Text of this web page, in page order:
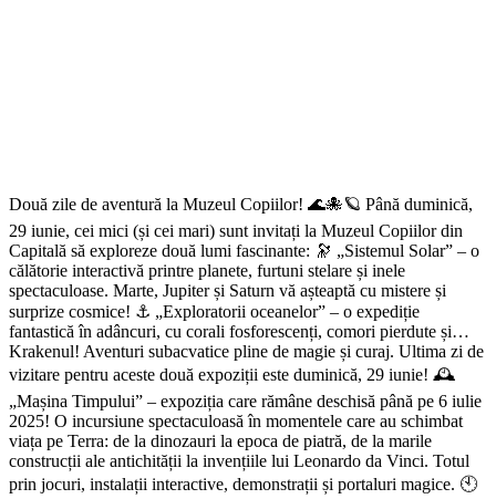
Două zile de aventură la Muzeul Copiilor! 🌊🐙🪐 Până duminică,
29 iunie, cei mici (și cei mari) sunt invitați la Muzeul Copiilor din
Capitală să exploreze două lumi fascinante: 🔭 „Sistemul Solar” – o
călătorie interactivă printre planete, furtuni stelare și inele
spectaculoase. Marte, Jupiter și Saturn vă așteaptă cu mistere și
surprize cosmice! ⚓ „Exploratorii oceanelor” – o expediție
fantastică în adâncuri, cu corali fosforescenți, comori pierdute și…
Krakenul! Aventuri subacvatice pline de magie și curaj. Ultima zi de
vizitare pentru aceste două expoziții este duminică, 29 iunie! 🕰️
„Mașina Timpului” – expoziția care rămâne deschisă până pe 6 iulie
2025! O incursiune spectaculoasă în momentele care au schimbat
viața pe Terra: de la dinozauri la epoca de piatră, de la marile
construcții ale antichității la invențiile lui Leonardo da Vinci. Totul
prin jocuri, instalații interactive, demonstrații și portaluri magice. 🕙